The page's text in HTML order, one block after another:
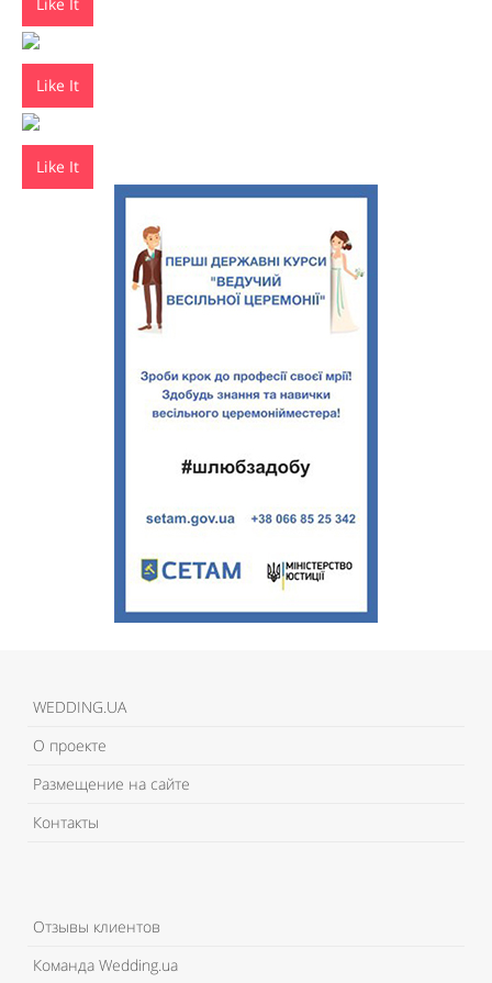
Like It
Like It
WEDDING.UA
О проекте
Размещение на сайте
Контакты
Отзывы клиентов
Команда Wedding.ua